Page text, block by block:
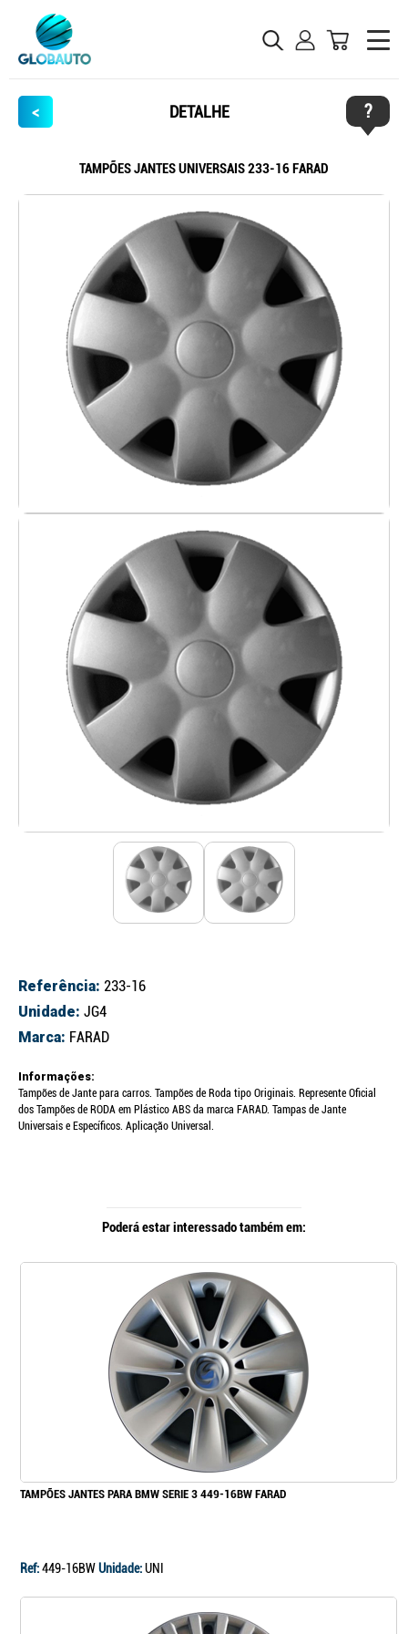
< DETALHE ?
TAMPÕES JANTES UNIVERSAIS 233-16 FARAD
Referência: 233-16
Unidade: JG4
Marca: FARAD
Informações:
Tampões de Jante para carros. Tampões de Roda tipo Originais. Represente Oficial
dos Tampões de RODA em Plástico ABS da marca FARAD. Tampas de Jante
Universais e Específicos. Aplicação Universal.
Poderá estar interessado também em:
TAMPÕES JANTES PARA BMW SERIE 3 449-16BW FARAD
Ref:449-16BWUnidade:UNI